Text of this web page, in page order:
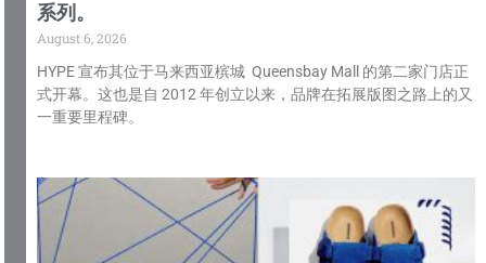
系列。
August 6, 2026
HYPE 宣布其位于马来西亚槟城 Queensbay Mall 的第二家门店正
式开幕。这也是自 2012 年创立以来，品牌在拓展版图之路上的又
一重要里程碑。